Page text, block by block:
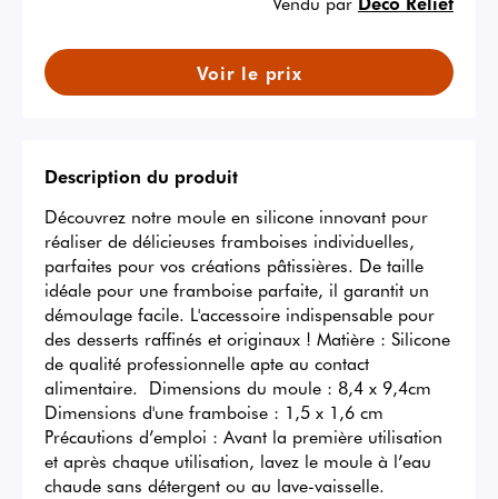
Voir le prix
Description du produit
Découvrez notre moule en silicone innovant pour
réaliser de délicieuses framboises individuelles,
parfaites pour vos créations pâtissières. De taille
idéale pour une framboise parfaite, il garantit un
démoulage facile. L'accessoire indispensable pour
des desserts raffinés et originaux ! Matière : Silicone
de qualité professionnelle apte au contact
alimentaire.  Dimensions du moule : 8,4 x 9,4cm
Dimensions d'une framboise : 1,5 x 1,6 cm
Précautions d’emploi : Avant la première utilisation
et après chaque utilisation, lavez le moule à l’eau
chaude sans détergent ou au lave-vaisselle.